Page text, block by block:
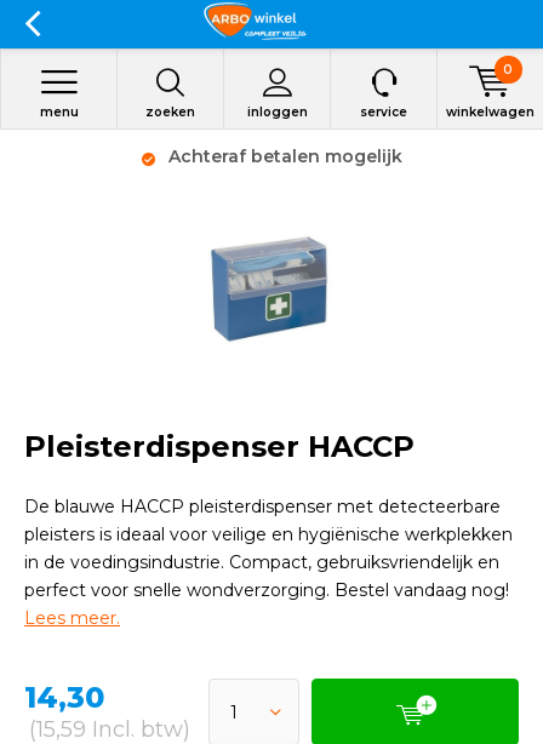
zoeken inloggen
menu service winkelwagen
0
Achteraf betalen mogelijk
Pleisterdispenser HACCP
De blauwe HACCP pleisterdispenser met detecteerbare
pleisters is ideaal voor veilige en hygiënische werkplekken
in de voedingsindustrie. Compact, gebruiksvriendelijk en
perfect voor snelle wondverzorging. Bestel vandaag nog!
Lees meer.
14,30
(15,59 Incl. btw)